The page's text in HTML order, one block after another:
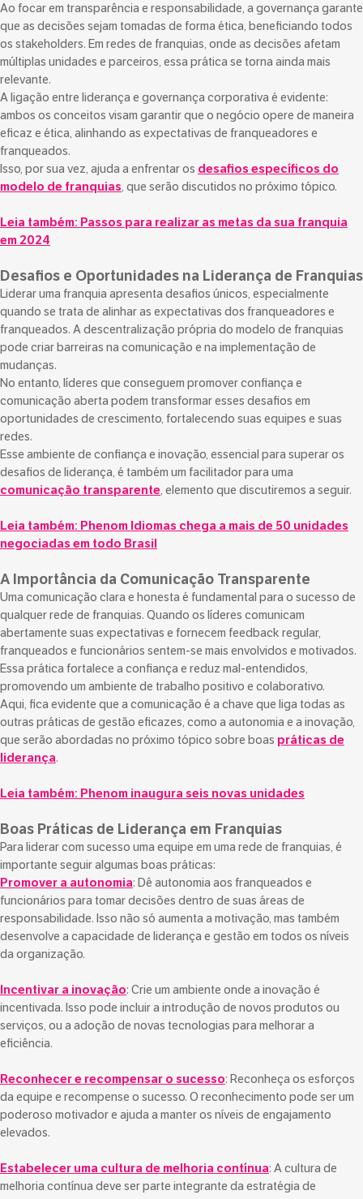
Ao focar em transparência e responsabilidade, a governança garante
que as decisões sejam tomadas de forma ética, beneficiando todos
os stakeholders. Em redes de franquias, onde as decisões afetam
múltiplas unidades e parceiros, essa prática se torna ainda mais
relevante.
A ligação entre liderança e governança corporativa é evidente:
ambos os conceitos visam garantir que o negócio opere de maneira
eficaz e ética, alinhando as expectativas de franqueadores e
franqueados.
Isso, por sua vez, ajuda a enfrentar os desafios específicos do
modelo de franquias, que serão discutidos no próximo tópico.
Leia também: Passos para realizar as metas da sua franquia
em 2024
Desafios e Oportunidades na Liderança de Franquias
Liderar uma franquia apresenta desafios únicos, especialmente
quando se trata de alinhar as expectativas dos franqueadores e
franqueados. A descentralização própria do modelo de franquias
pode criar barreiras na comunicação e na implementação de
mudanças.
No entanto, líderes que conseguem promover confiança e
comunicação aberta podem transformar esses desafios em
oportunidades de crescimento, fortalecendo suas equipes e suas
redes.
Esse ambiente de confiança e inovação, essencial para superar os
desafios de liderança, é também um facilitador para uma
comunicação transparente, elemento que discutiremos a seguir.
Leia também: Phenom Idiomas chega a mais de 50 unidades
negociadas em todo Brasil
A Importância da Comunicação Transparente
Uma comunicação clara e honesta é fundamental para o sucesso de
qualquer rede de franquias. Quando os líderes comunicam
abertamente suas expectativas e fornecem feedback regular,
franqueados e funcionários sentem-se mais envolvidos e motivados.
Essa prática fortalece a confiança e reduz mal-entendidos,
promovendo um ambiente de trabalho positivo e colaborativo.
Aqui, fica evidente que a comunicação é a chave que liga todas as
outras práticas de gestão eficazes, como a autonomia e a inovação,
que serão abordadas no próximo tópico sobre boas práticas de
liderança.
Leia também: Phenom inaugura seis novas unidades
Boas Práticas de Liderança em Franquias
Para liderar com sucesso uma equipe em uma rede de franquias, é
importante seguir algumas boas práticas:
Promover a autonomia: Dê autonomia aos franqueados e
funcionários para tomar decisões dentro de suas áreas de
responsabilidade. Isso não só aumenta a motivação, mas também
desenvolve a capacidade de liderança e gestão em todos os níveis
da organização.
Incentivar a inovação: Crie um ambiente onde a inovação é
incentivada. Isso pode incluir a introdução de novos produtos ou
serviços, ou a adoção de novas tecnologias para melhorar a
eficiência.
Reconhecer e recompensar o sucesso: Reconheça os esforços
da equipe e recompense o sucesso. O reconhecimento pode ser um
poderoso motivador e ajuda a manter os níveis de engajamento
elevados.
Estabelecer uma cultura de melhoria contínua: A cultura de
melhoria contínua deve ser parte integrante da estratégia de